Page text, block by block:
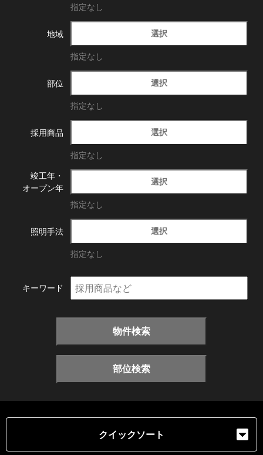
指定なし
地域 選択
指定なし
部位 選択
指定なし
採用商品 選択
指定なし
竣工年・
オープン年
選択
指定なし
照明手法 選択
指定なし
キーワード
物件検索
部位検索
クイックソート